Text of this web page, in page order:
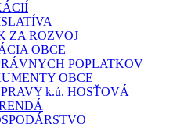
ZA ROZVOJ
OBCE
POPLATKOV
OBCE
k.ú. HOSŤOVÁ